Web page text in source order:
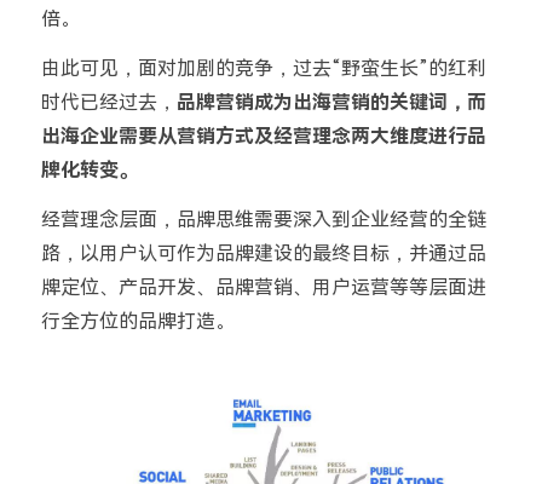
倍。
由此可见， 面对加剧的竞争，过去“野蛮生长”的红利
时代已经过去， 品牌营销成为出海营销的关键词，而
出海企业需要从营销方式及经营理念两大维度进行品
牌化转变。
经营理念层面，品牌思维需要深入到企业经营的全链
路，以用户认可作为品牌建设的最终目标，并通过品
牌定位、产品开发、品牌营销、用户运营等等层面进
行全方位的品牌打造。